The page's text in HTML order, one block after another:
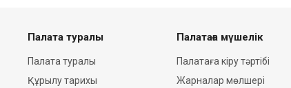
Палата туралы
Палата туралы
Құрылу тарихы
Палатаға мүшелік
Палатаға кіру тәртібі
Жарналар мөлшері